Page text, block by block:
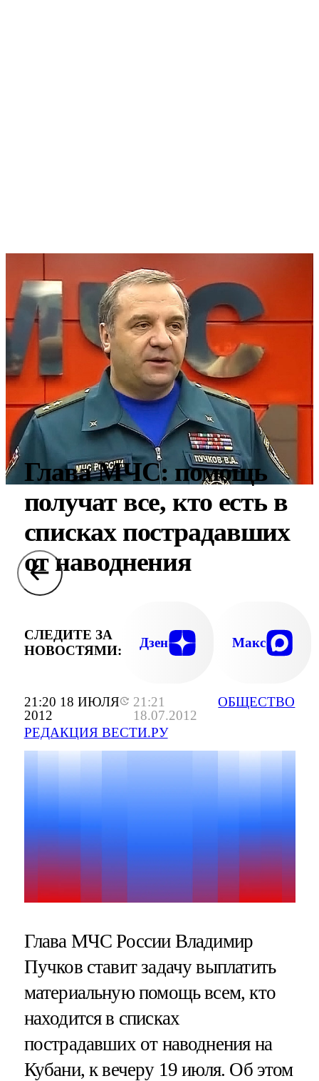
21:20 18 ИЮЛЯ
2012
21:21
18.07.2012
РЕДАКЦИЯ ВЕСТИ.РУ
ОБЩЕСТВО
Глава МЧС: помощь
получат все, кто есть в
списках пострадавших
от наводнения
СЛЕДИТЕ ЗА
НОВОСТЯМИ:
Дзен Макс
Глава МЧС России Владимир
Пучков ставит задачу выплатить
материальную помощь всем, кто
находится в списках
пострадавших от наводнения на
Кубани, к вечеру 19 июля. Об этом